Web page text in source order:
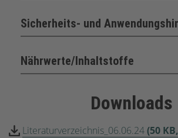
Sicherheits- und
Nährwerte/Inhaltstoffe
Downloads
Literaturverzeichnis_06.06.24(50